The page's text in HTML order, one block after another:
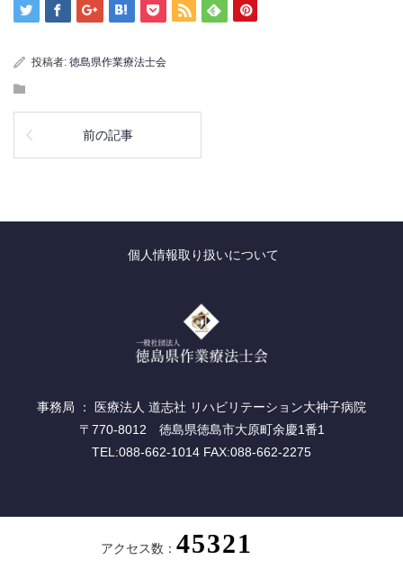
投稿者: 徳島県作業療法士会
前の記事
個人情報取り扱いについて
事務局 ： 医療法人 道志社 リハビリテーション大神子病院
〒770-8012 徳島県徳島市大原町余慶1番1
TEL:088-662-1014 FAX:088-662-2275
アクセス数：